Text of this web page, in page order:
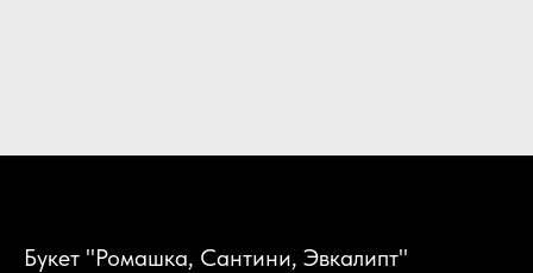
Букет "Ромашка, Сантини, Эвкалипт"